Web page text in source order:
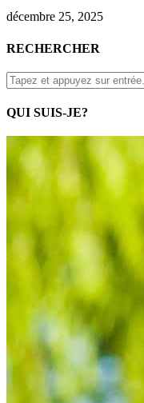
décembre 25, 2025
RECHERCHER
QUI SUIS-JE?